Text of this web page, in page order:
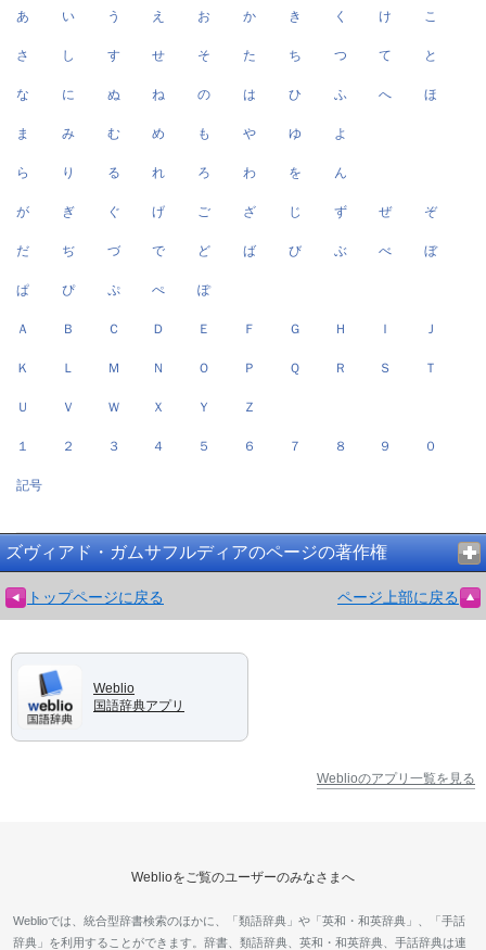
あ い う え お か き く け こ
さ し す せ そ た ち つ て と
な に ぬ ね の は ひ ふ へ ほ
ま み む め も や ゆ よ
ら り る れ ろ わ を ん
が ぎ ぐ げ ご ざ じ ず ぜ ぞ
だ ぢ づ で ど ば び ぶ べ ぼ
ぱ ぴ ぷ ぺ ぽ
Ａ Ｂ Ｃ Ｄ Ｅ Ｆ Ｇ Ｈ Ｉ Ｊ
Ｋ Ｌ Ｍ Ｎ Ｏ Ｐ Ｑ Ｒ Ｓ Ｔ
Ｕ Ｖ Ｗ Ｘ Ｙ Ｚ
１ ２ ３ ４ ５ ６ ７ ８ ９ ０
記号
ズヴィアド・ガムサフルディアのページの著作権
トップページに戻る ページ上部に戻る
Weblio
国語辞典アプリ
Weblioのアプリ一覧を見る
Weblioをご覧のユーザーのみなさまへ
Weblioでは、統合型辞書検索のほかに、「類語辞典」や「英和・和英辞典」、「手話
辞典」を利用することができます。辞書、類語辞典、英和・和英辞典、手話辞典は連